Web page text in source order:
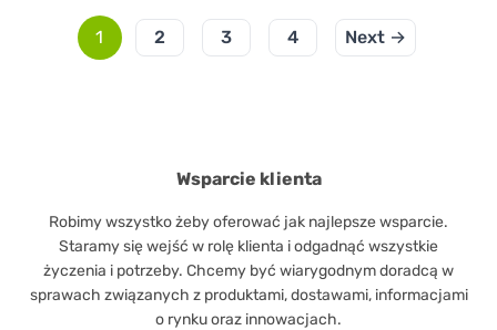
1 2 3 4 Next →
Wsparcie klienta
Robimy wszystko żeby oferować jak najlepsze wsparcie.
Staramy się wejść w rolę klienta i odgadnąć wszystkie
życzenia i potrzeby. Chcemy być wiarygodnym doradcą w
sprawach związanych z produktami, dostawami, informacjami
o rynku oraz innowacjach.